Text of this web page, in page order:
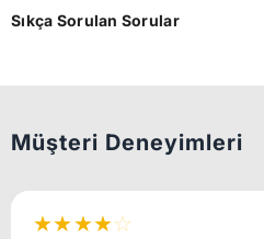
Sıkça Sorulan Sorular
Müşteri Deneyimleri
★★★★☆